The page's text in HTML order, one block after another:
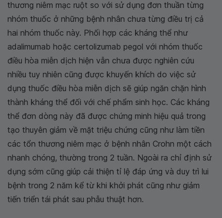
thương niêm mạc ruột so với sử dụng đơn thuần từng
nhóm thuốc ở những bệnh nhân chưa từng điều trị cả
hai nhóm thuốc này. Phối hợp các kháng thể như
adalimumab hoặc certolizumab pegol với nhóm thuốc
điều hòa miễn dịch hiện vẫn chưa được nghiên cứu
nhiều tuy nhiên cũng được khuyến khích do việc sử
dụng thuốc điều hòa miễn dịch sẽ giúp ngăn chặn hình
thành kháng thể đối với chế phẩm sinh học. Các kháng
thể đơn dòng này đã được chứng minh hiệu quả trong
tạo thuyên giảm về mặt triệu chứng cũng như làm tiền
các tổn thương niêm mạc ở bệnh nhân Crohn một cách
nhanh chóng, thường trong 2 tuần. Ngoài ra chỉ định sử
dụng sớm cũng giúp cải thiện tỉ lệ đáp ứng và duy trì lui
bệnh trong 2 năm kể từ khi khởi phát cũng như giảm
tiến triển tái phát sau phẫu thuật hơn.